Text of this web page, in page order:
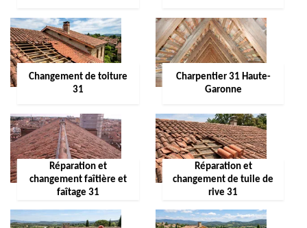
Changement de toiture
31
Charpentier 31 Haute-
Garonne
Réparation et
changement faîtière et
faîtage 31
Réparation et
changement de tuile de
rive 31